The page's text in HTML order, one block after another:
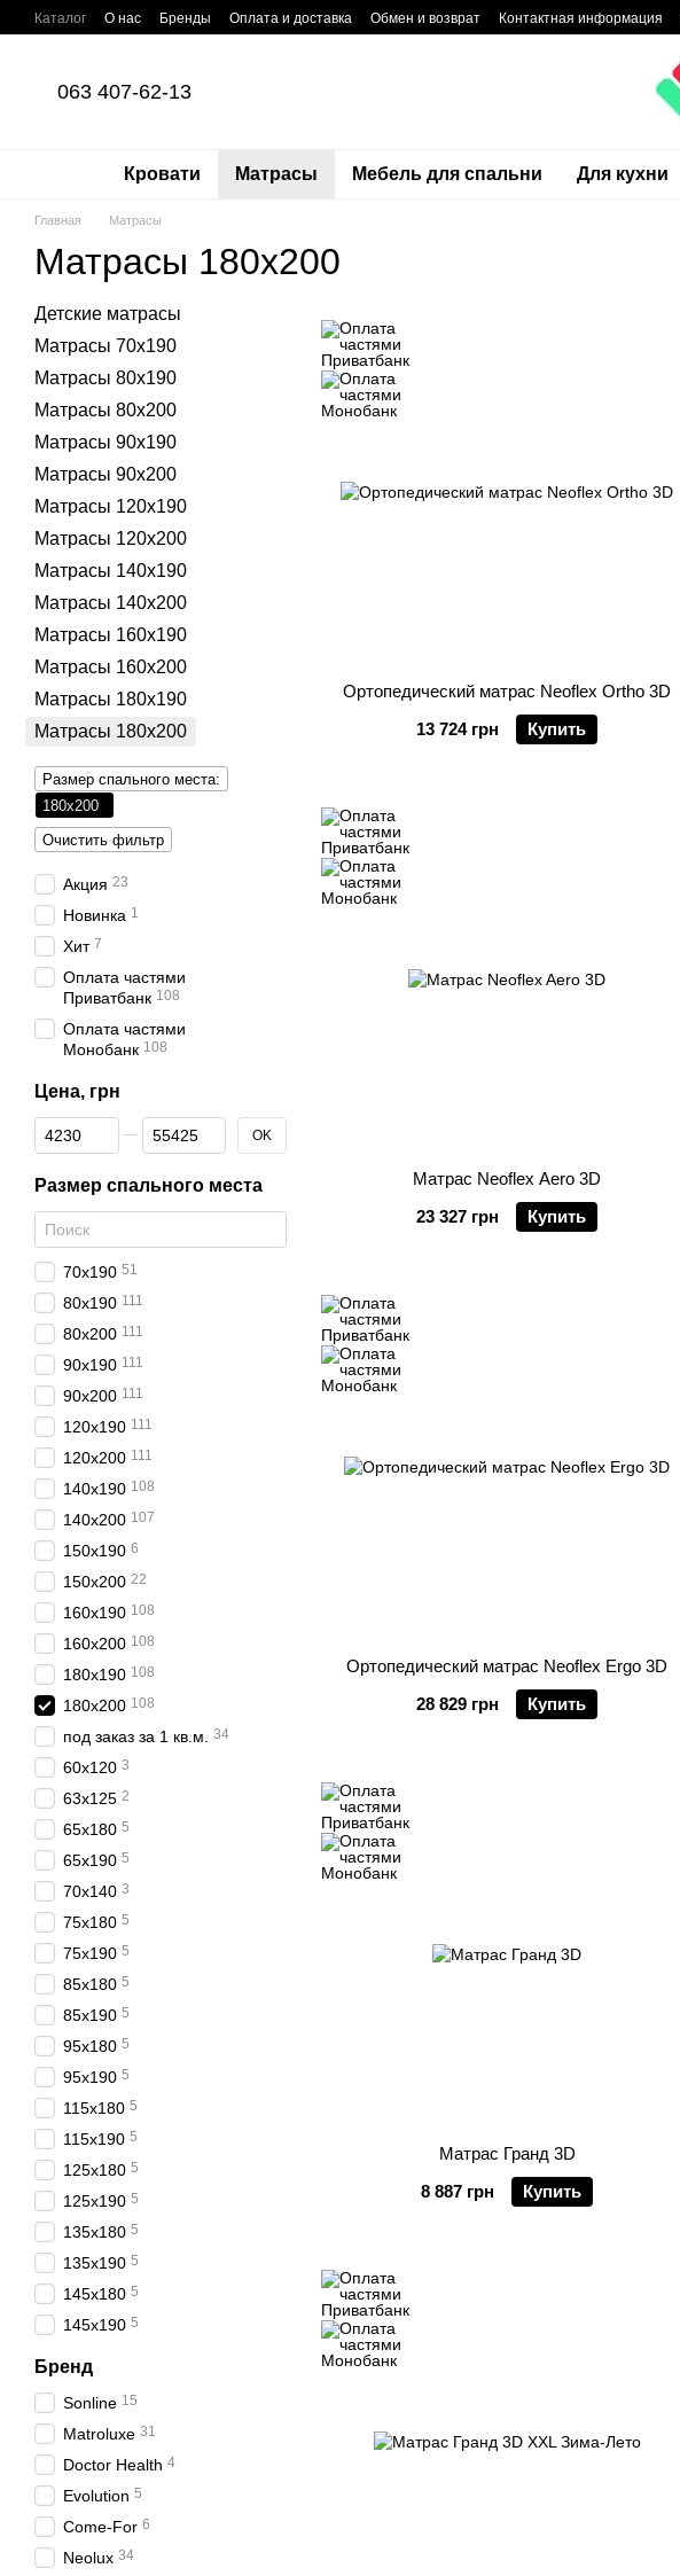
Перейти к основному контенту
Каталог О нас Бренды Оплата и доставка Обмен и возврат Контактная информация
063 407-62-13
Кровати Матрасы Мебель для спальни Для кухни
Главная Матрасы
Матрасы 180х200
Ортопедический матрас Neoflex Ortho 3D
13 724 грн
Купить
Матрас Neoflex Aero 3D
23 327 грн
Купить
Ортопедический матрас Neoflex Ergo 3D
28 829 грн
Купить
Матрас Гранд 3D
8 887 грн
Купить
Детские матрасы
Матрасы 70x190
Матрасы 80х190
Матрасы 80х200
Матрасы 90х190
Матрасы 90х200
Матрасы 120х190
Матрасы 120х200
Матрасы 140х190
Матрасы 140х200
Матрасы 160х190
Матрасы 160х200
Матрасы 180х190
Матрасы 180х200
Размер спального места:
180х200
Очистить фильтр
Акция 23
Новинка 1
Хит 7
Оплата частями
Приватбанк 108
Оплата частями
Монобанк 108
Цена, грн
От Цена, грн
До Цена, грн OK
Размер спального места
70х190 51
80х190 111
80х200 111
90х190 111
90х200 111
120х190 111
120х200 111
140х190 108
140х200 107
150х190 6
150х200 22
160х190 108
160х200 108
180х190 108
180х200 108
под заказ за 1 кв.м. 34
60х120 3
63х125 2
65х180 5
65х190 5
70х140 3
75х180 5
75х190 5
85х180 5
85х190 5
95х180 5
95х190 5
115х180 5
115х190 5
125х180 5
125х190 5
135х180 5
135х190 5
145х180 5
145х190 5
Бренд
Sonline 15
Matroluxe 31
Doctor Health 4
Evolution 5
Come-For 6
Neolux 34